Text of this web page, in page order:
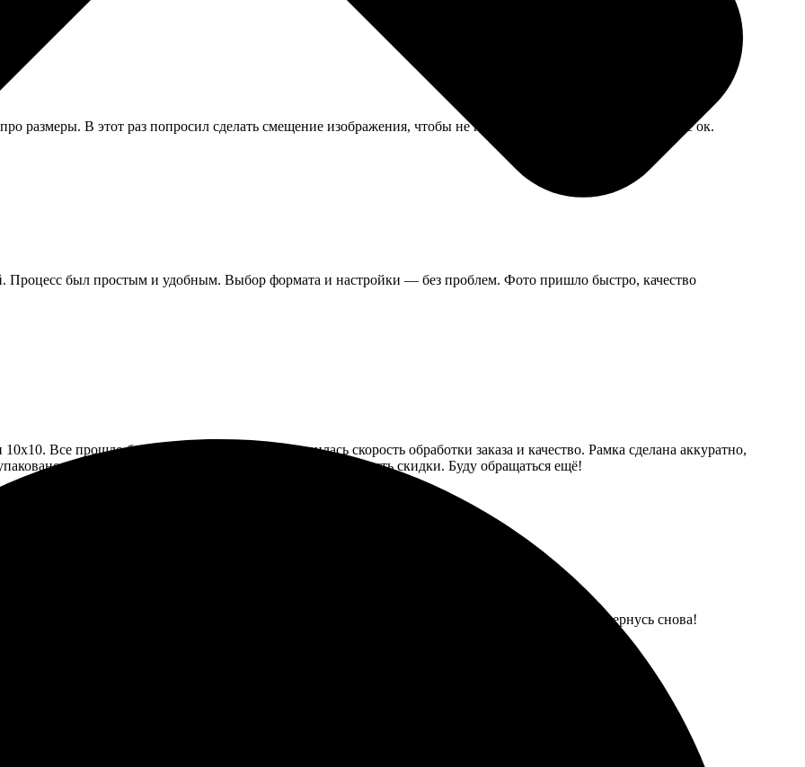
размеры. В этот раз попросил сделать смещение изображения, чтобы не пряталось за ручку. Исполнили, все ок.
Процесс был простым и удобным. Выбор формата и настройки — без проблем. Фото пришло быстро, качество
Все прошло быстро и без проблем. Понравилась скорость обработки заказа и качество. Рамка сделана аккуратно,
надежно. Приятно удивили цены — хорошо, что есть скидки. Буду обращаться ещё!
всё в срок и отлично оформлено. Очень понравилось качество печати. С удовольствием вернусь снова!